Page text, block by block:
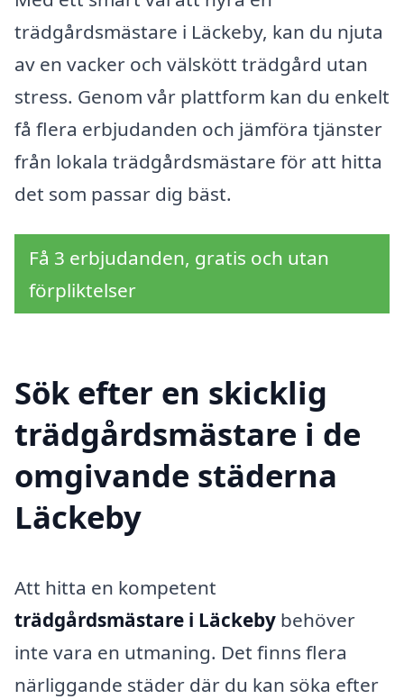
trädgårdsmästare i Läckeby, kan du njuta
av en vacker och välskött trädgård utan
stress. Genom vår plattform kan du enkelt
få flera erbjudanden och jämföra tjänster
från lokala trädgårdsmästare för att hitta
det som passar dig bäst.
Få 3 erbjudanden, gratis och utan
förpliktelser
Sök efter en skicklig
trädgårdsmästare i de
omgivande städerna
Läckeby
Att hitta en kompetent
trädgårdsmästare i Läckeby behöver
inte vara en utmaning. Det finns flera
närliggande städer där du kan söka efter